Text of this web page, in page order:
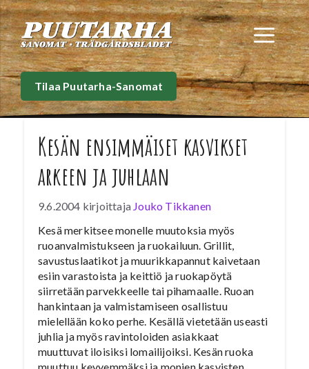
Siirry
sisältöön
Tilaa Puutarha-Sanomat
Kesän ensimmäiset kasvikset
arkeen ja juhlaan
9.6.2004 kirjoittaja Jouko Tikkanen
Kesä merkitsee monelle muutoksia myös
ruoanvalmistukseen ja ruokailuun. Grillit,
savustuslaatikot ja muurikkapannut kaivetaan
esiin varastoista ja keittiö ja ruokapöytä
siirretään parvekkeelle tai pihamaalle. Ruoan
hankintaan ja valmistamiseen osallistuu
mielellään koko perhe. Kesällä vietetään useasti
juhlia ja myös ravintoloiden asiakkaat
muuttuvat iloisiksi lomailijoiksi. Kesän ruoka